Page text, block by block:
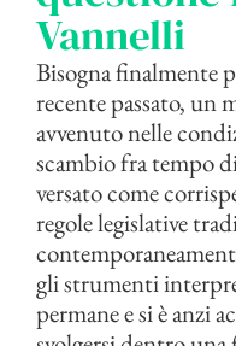
Vannelli
Bisogna finalmente
recente passato, un
avvenuto nelle
scambio fra tempo
versato come
regole legislative
gli strumenti
permane e si è anzi